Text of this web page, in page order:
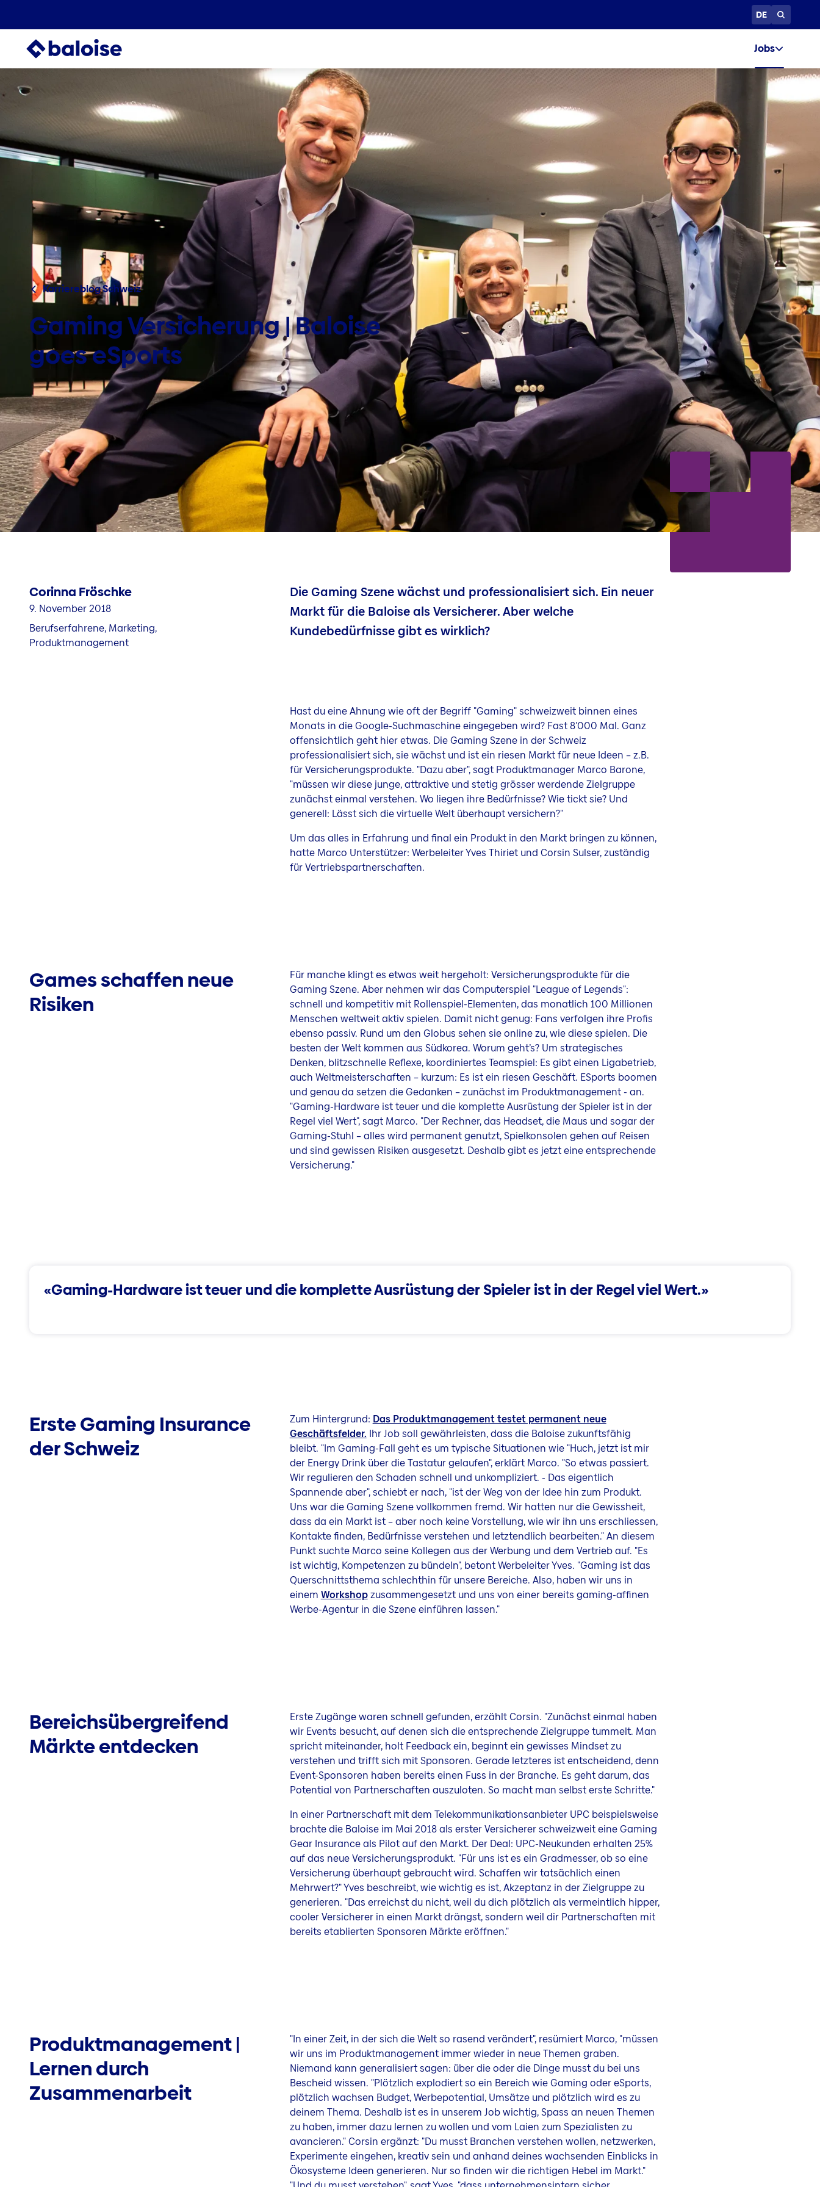
DE
Jobs
Karriereblog Schweiz
Gaming Versicherung | Baloise
goes eSports
Corinna Fröschke
9. November 2018
Berufserfahrene, Marketing,
Produktmanagement
Die Gaming Szene wächst und professionalisiert sich. Ein neuer
Markt für die Baloise als Versicherer. Aber welche
Kundebedürfnisse gibt es wirklich?
Hast du eine Ahnung wie oft der Begriff "Gaming" schweizweit binnen eines
Monats in die Google-Suchmaschine eingegeben wird? Fast 8'000 Mal. Ganz
offensichtlich geht hier etwas. Die Gaming Szene in der Schweiz
professionalisiert sich, sie wächst und ist ein riesen Markt für neue Ideen – z.B.
für Versicherungsprodukte. "Dazu aber", sagt Produktmanager Marco Barone,
"müssen wir diese junge, attraktive und stetig grösser werdende Zielgruppe
zunächst einmal verstehen. Wo liegen ihre Bedürfnisse? Wie tickt sie? Und
generell: Lässt sich die virtuelle Welt überhaupt versichern?"
Um das alles in Erfahrung und final ein Produkt in den Markt bringen zu können,
hatte Marco Unterstützer: Werbeleiter Yves Thiriet und Corsin Sulser, zuständig
für Vertriebspartnerschaften.
Games schaffen neue
Risiken
Für manche klingt es etwas weit hergeholt: Versicherungsprodukte für die
Gaming Szene. Aber nehmen wir das Computerspiel "League of Legends":
schnell und kompetitiv mit Rollenspiel-Elementen, das monatlich 100 Millionen
Menschen weltweit aktiv spielen. Damit nicht genug: Fans verfolgen ihre Profis
ebenso passiv. Rund um den Globus sehen sie online zu, wie diese spielen. Die
besten der Welt kommen aus Südkorea. Worum geht’s? Um strategisches
Denken, blitzschnelle Reflexe, koordiniertes Teamspiel: Es gibt einen Ligabetrieb,
auch Weltmeisterschaften – kurzum: Es ist ein riesen Geschäft. ESports boomen
und genau da setzen die Gedanken – zunächst im Produktmanagement - an.
"Gaming-Hardware ist teuer und die komplette Ausrüstung der Spieler ist in der
Regel viel Wert", sagt Marco. "Der Rechner, das Headset, die Maus und sogar der
Gaming-Stuhl – alles wird permanent genutzt, Spielkonsolen gehen auf Reisen
und sind gewissen Risiken ausgesetzt. Deshalb gibt es jetzt eine entsprechende
Versicherung."
«Gaming-Hardware ist teuer und die komplette Ausrüstung der Spieler ist in der Regel viel Wert.»
Erste Gaming Insurance
der Schweiz
Zum Hintergrund: Das Produktmanagement testet permanent neue
Geschäftsfelder. Ihr Job soll gewährleisten, dass die Baloise zukunftsfähig
bleibt. "Im Gaming-Fall geht es um typische Situationen wie "Huch, jetzt ist mir
der Energy Drink über die Tastatur gelaufen", erklärt Marco. "So etwas passiert.
Wir regulieren den Schaden schnell und unkompliziert. - Das eigentlich
Spannende aber", schiebt er nach, "ist der Weg von der Idee hin zum Produkt.
Uns war die Gaming Szene vollkommen fremd. Wir hatten nur die Gewissheit,
dass da ein Markt ist – aber noch keine Vorstellung, wie wir ihn uns erschliessen,
Kontakte finden, Bedürfnisse verstehen und letztendlich bearbeiten." An diesem
Punkt suchte Marco seine Kollegen aus der Werbung und dem Vertrieb auf. "Es
ist wichtig, Kompetenzen zu bündeln", betont Werbeleiter Yves. "Gaming ist das
Querschnittsthema schlechthin für unsere Bereiche. Also, haben wir uns in
einem Workshopzusammengesetzt und uns von einer bereits gaming-affinen
Werbe-Agentur in die Szene einführen lassen."
Bereichsübergreifend
Märkte entdecken
Erste Zugänge waren schnell gefunden, erzählt Corsin. "Zunächst einmal haben
wir Events besucht, auf denen sich die entsprechende Zielgruppe tummelt. Man
spricht miteinander, holt Feedback ein, beginnt ein gewisses Mindset zu
verstehen und trifft sich mit Sponsoren. Gerade letzteres ist entscheidend, denn
Event-Sponsoren haben bereits einen Fuss in der Branche. Es geht darum, das
Potential von Partnerschaften auszuloten. So macht man selbst erste Schritte."
In einer Partnerschaft mit dem Telekommunikationsanbieter UPC beispielsweise
brachte die Baloise im Mai 2018 als erster Versicherer schweizweit eine Gaming
Gear Insurance als Pilot auf den Markt. Der Deal: UPC-Neukunden erhalten 25%
auf das neue Versicherungsprodukt. "Für uns ist es ein Gradmesser, ob so eine
Versicherung überhaupt gebraucht wird. Schaffen wir tatsächlich einen
Mehrwert?" Yves beschreibt, wie wichtig es ist, Akzeptanz in der Zielgruppe zu
generieren. "Das erreichst du nicht, weil du dich plötzlich als vermeintlich hipper,
cooler Versicherer in einen Markt drängst, sondern weil dir Partnerschaften mit
bereits etablierten Sponsoren Märkte eröffnen."
Produktmanagement |
Lernen durch
Zusammenarbeit
"In einer Zeit, in der sich die Welt so rasend verändert", resümiert Marco, "müssen
wir uns im Produktmanagement immer wieder in neue Themen graben.
Niemand kann generalisiert sagen: über die oder die Dinge musst du bei uns
Bescheid wissen. "Plötzlich explodiert so ein Bereich wie Gaming oder eSports,
plötzlich wachsen Budget, Werbepotential, Umsätze und plötzlich wird es zu
deinem Thema. Deshalb ist es in unserem Job wichtig, Spass an neuen Themen
zu haben, immer dazu lernen zu wollen und vom Laien zum Spezialisten zu
avancieren." Corsin ergänzt: "Du musst Branchen verstehen wollen, netzwerken,
Experimente eingehen, kreativ sein und anhand deines wachsenden Einblicks in
Ökosysteme Ideen generieren. Nur so finden wir die richtigen Hebel im Markt."